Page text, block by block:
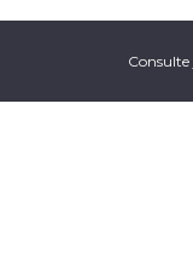
Consulte